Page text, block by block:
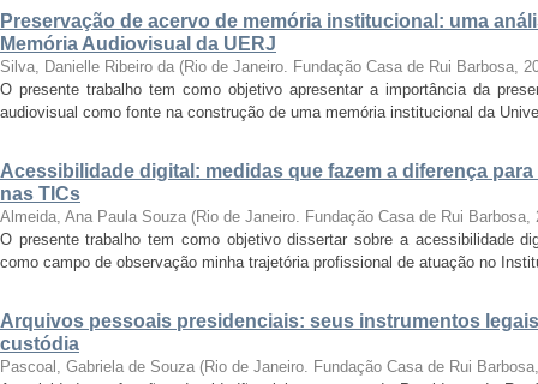
Preservação de acervo de memória institucional: uma
Memória Audiovisual da UERJ
Silva, Danielle Ribeiro da (Rio de Janeiro. Fundação Casa de Rui Barbosa,
O presente trabalho tem como objetivo apresentar a importância da
audiovisual como fonte na construção de uma memória institucional da
Acessibilidade digital: medidas que fazem a diferença
nas TICs
Almeida, Ana Paula Souza (Rio de Janeiro. Fundação Casa de Rui Barbosa,
O presente trabalho tem como objetivo dissertar sobre a acessibilidade
como campo de observação minha trajetória profissional de atuação no
Arquivos pessoais presidenciais: seus instrumentos
custódia
Pascoal, Gabriela de Souza (Rio de Janeiro. Fundação Casa de Rui Barbosa